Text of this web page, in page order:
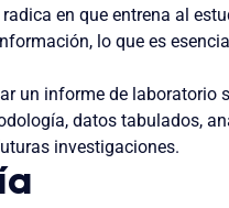
en que entrena al
lo que es
un informe de laboratorio
datos tabulados,
investigaciones.